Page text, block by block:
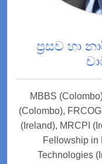
ප්‍රසව හා
MBBS
(Colombo),
(Ireland), MRCPI
Fellowship in
Technologies